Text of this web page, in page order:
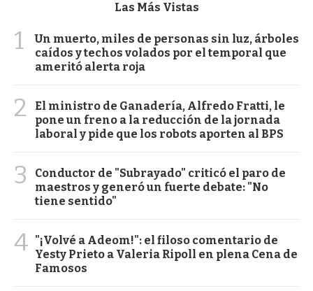
Las Más Vistas
1
Un muerto, miles de personas sin luz, árboles
caídos y techos volados por el temporal que
ameritó alerta roja
2
El ministro de Ganadería, Alfredo Fratti, le
pone un freno a la reducción de la jornada
laboral y pide que los robots aporten al BPS
3
Conductor de "Subrayado" criticó el paro de
maestros y generó un fuerte debate: "No
tiene sentido"
4 "¡Volvé a Adeom!": el filoso comentario de
Yesty Prieto a Valeria Ripoll en plena Cena de
Famosos